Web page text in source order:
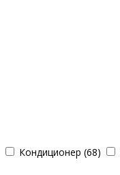
Кондиционер (68)